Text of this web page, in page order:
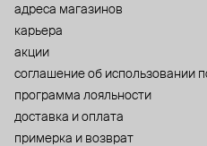
адреса магазинов
карьера
акции
cоглашение об использовании
программа лояльности
доставка и оплата
примерка и возврат